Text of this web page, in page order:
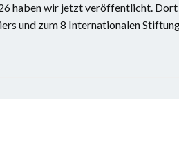
haben wir jetzt veröffentlicht.
und zum 8 Internationalen